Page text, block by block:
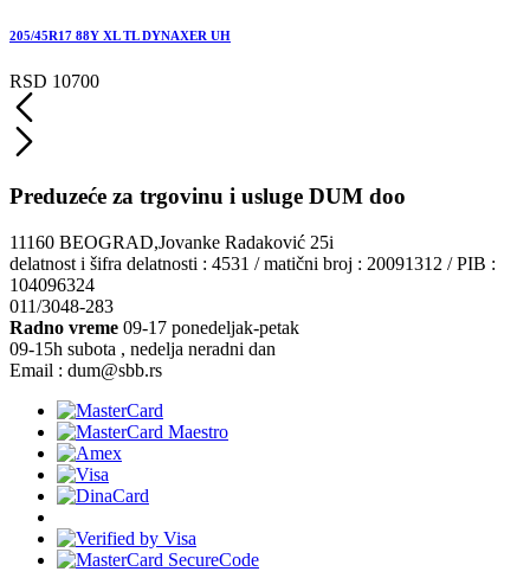
205/45R17 88Y XL TL DYNAXER UH
RSD 10700
Preduzeće za trgovinu i usluge DUM doo
11160 BEOGRAD,Jovanke Radaković 25i
delatnost i šifra delatnosti : 4531 / matični broj : 20091312 / PIB :
104096324
011/3048-283
Radno vreme 09-17 ponedeljak-petak
09-15h subota , nedelja neradni dan
Email : dum@sbb.rs